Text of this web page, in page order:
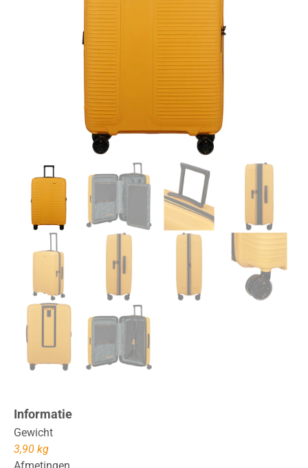
Informatie
Gewicht
3,90 kg